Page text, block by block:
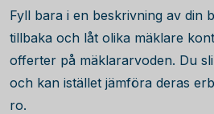
Fyll bara i en beskrivning av din
tillbaka och låt olika mäklare
offerter på mäklararvoden. Du
och kan istället jämföra deras
ro.